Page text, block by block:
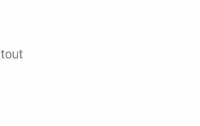
tout